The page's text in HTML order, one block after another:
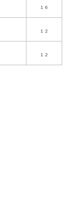
１６
１２
１２